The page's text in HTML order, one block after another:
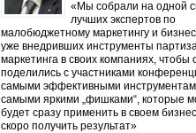
«Мы собрали на одной
лучших экспертов по
малобюджетному маркетингу и
уже внедривших инструменты
маркетинга в своих компаниях, чтобы
поделились с участниками
самыми эффективными
самыми яркими „фишками“, которые
будет сразу применить в своем
скоро получить результат»